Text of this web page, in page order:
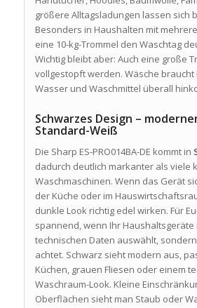
größere Alltagsladungen lassen sich
Besonders in Haushalten mit
eine 10-kg-Trommel den Waschtag
Wichtig bleibt aber: Auch eine große
vollgestopft werden. Wäsche braucht
Wasser und Waschmittel überall
Schwarzes Design –
Standard-Weiß
Die Sharp ES-PRO014BA-DE kommt in
dadurch deutlich markanter als viele
Waschmaschinen. Wenn das Gerät
der Küche oder im
dunkle Look richtig edel wirken. Für
spannend, wenn Ihr Haushaltsgeräte
technischen Daten auswählt,
achtet. Schwarz sieht modern aus,
Küchen, grauen Fliesen oder einem
Waschraum-Look. Kleine
Oberflächen sieht man Staub oder